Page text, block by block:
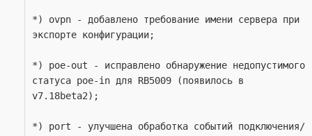
*) ovpn - добавлено требование имени сервера при
экспорте конфигурации;
*) poe-out - исправлено обнаружение недопустимого
статуса poe-in для RB5009 (появилось в
v7.18beta2);
*) port - улучшена обработка событий подключения/